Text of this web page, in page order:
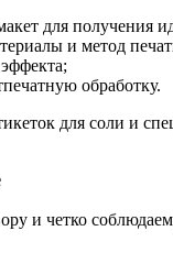
для получения
и метод
обработку.
для соли и
и четко